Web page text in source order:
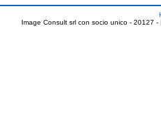
Image Consult srl con socio unico - 20127